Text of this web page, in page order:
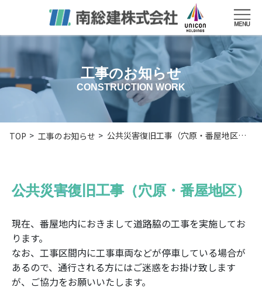
工事のお知らせ
CONSTRUCTION WORK
TOP 工事のお知らせ 公共災害復旧工事（穴原・番屋地区…
公共災害復旧工事（穴原・番屋地区）
現在、番屋地内におきまして道路脇の工事を実施してお
ります。
なお、工事区間内に工事車両などが停車している場合が
あるので、通行される方にはご迷惑をお掛け致します
が、ご協力をお願いいたします。